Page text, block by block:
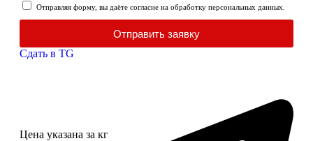
Отправляя форму, вы даёте согласие на обработку персональных данных.
Отправить заявку
Сдать в TG
Цена указана за кг